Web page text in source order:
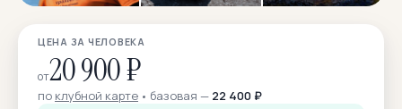
ЦЕНА ЗА ЧЕЛОВЕКА
от20 900 ₽
по клубной карте базовая — 22 400 ₽